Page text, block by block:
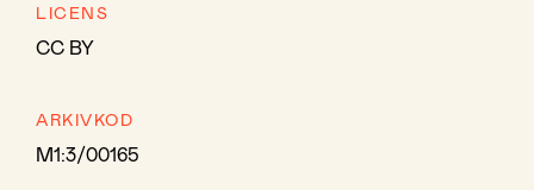
LICENS
CC BY
ARKIVKOD
M1:3/00165